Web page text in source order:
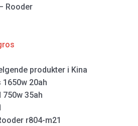
Rooder
produkter i Kina
20ah
35ah
r804-m21